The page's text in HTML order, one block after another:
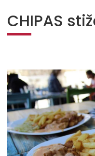
CHIPAS